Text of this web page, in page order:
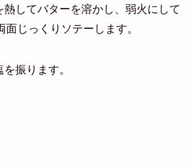
熱してバターを溶かし、弱火にして
面じっくりソテーします。
振ります。